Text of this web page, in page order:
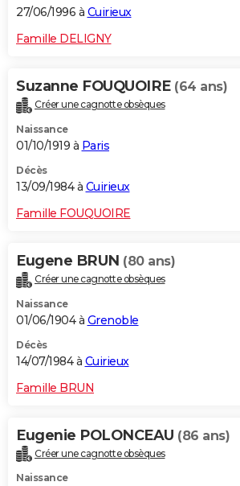
27/06/1996 à Cuirieux
Famille DELIGNY
Suzanne FOUQUOIRE (64 ans)
Créer une cagnotte obsèques
Naissance
01/10/1919 à Paris
Décès
13/09/1984 à Cuirieux
Famille FOUQUOIRE
Eugene BRUN (80 ans)
Créer une cagnotte obsèques
Naissance
01/06/1904 à Grenoble
Décès
14/07/1984 à Cuirieux
Famille BRUN
Eugenie POLONCEAU (86 ans)
Créer une cagnotte obsèques
Naissance